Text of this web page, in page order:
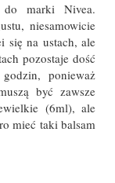
do marki Nivea.
niesamowicie
się na ustach, ale
pozostaje dość
ponieważ
być zawsze
(6ml), ale
mieć taki balsam